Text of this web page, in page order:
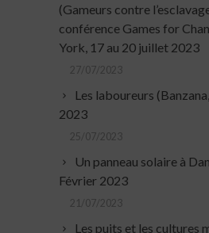
(Gameurs contre
conférence Games for
York, 17 au 20 juillet 2023
27/07/2023
Les laboureurs
2023
25/07/2023
Un panneau solaire à
Février 2023
21/07/2023
Les puits et les cultures